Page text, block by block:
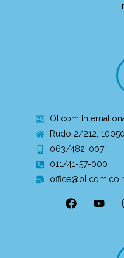
Olicom
Rudo 2/212,
063/482-007
011/41-57-000